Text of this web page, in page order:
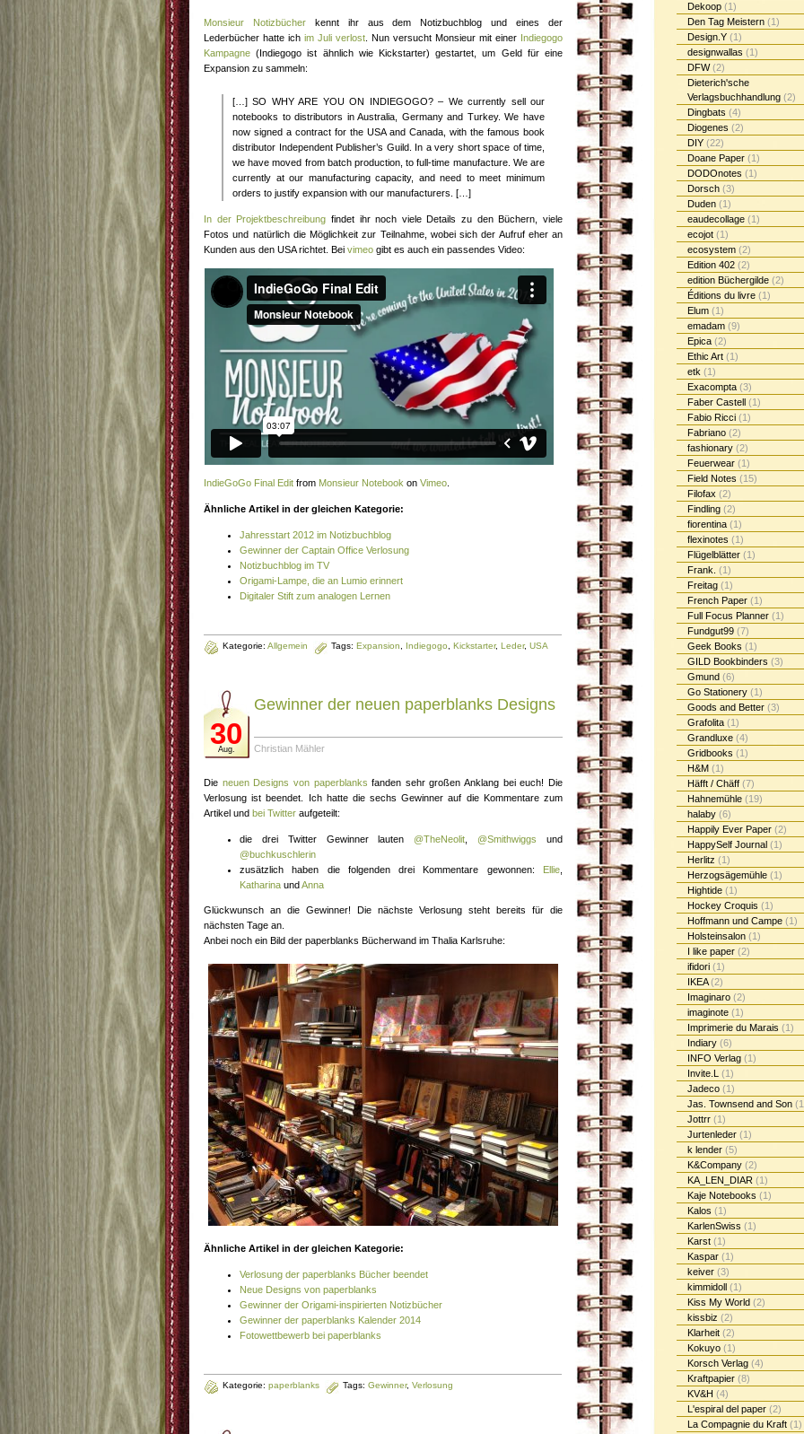
Monsieur Notizbücherkennt ihr aus dem Notizbuchblog und eines der
Lederbücher hatte ich im Juli verlost . Nun versucht Monsieur mit einer Indiegogo
Kampagne (Indiegogo ist ähnlich wie Kickstarter) gestartet, um Geld für eine
Expansion zu sammeln:
[…] SO WHY ARE YOU ON INDIEGOGO? – We currently sell our
notebooks to distributors in Australia, Germany and Turkey. We have
now signed a contract for the USA and Canada, with the famous book
distributor Independent Publisher’s Guild. In a very short space of time,
we have moved from batch production, to full-time manufacture. We are
currently at our manufacturing capacity, and need to meet minimum
orders to justify expansion with our manufacturers. […]
In der Projektbeschreibung findet ihr noch viele Details zu den Büchern, viele
Fotos und natürlich die Möglichkeit zur Teilnahme, wobei sich der Aufruf eher an
Kunden aus den USA richtet. Bei vimeo gibt es auch ein passendes Video:
IndieGoGo Final Edit from Monsieur Notebook on Vimeo
Ähnliche Artikel in der gleichen Kategorie:
Jahresstart 2012 im Notizbuchblog
Gewinner der Captain Office Verlosung
Notizbuchblog im TV
Origami-Lampe, die an Lumio erinnert
Digitaler Stift zum analogen Lernen
Kategorie: Allgemein Tags: Expansion Indiegogo Kickstarter, Leder, USA
30
Aug.
Gewinner der neuen paperblanks Designs
Christian Mähler
Die neuen Designs von paperblanks fanden sehr großen Anklang bei euch! Die
Verlosung ist beendet. Ich hatte die sechs Gewinner auf die Kommentare zum
Artikel und bei Twitter aufgeteilt:
die drei Twitter Gewinner lauten @TheNeolit @Smithwiggs und
@buchkuschlerin
zusätzlich haben die folgenden drei Kommentare gewonnen: Ellie
Katharina undAnna
Glückwunsch an die Gewinner! Die nächste Verlosung steht bereits für die
nächsten Tage an.
Anbei noch ein Bild der paperblanks Bücherwand im Thalia Karlsruhe:
Ähnliche Artikel in der gleichen Kategorie:
Verlosung der paperblanks Bücher beendet
Neue Designs von paperblanks
Gewinner der Origami-inspirierten Notizbücher
Gewinner der paperblanks Kalender 2014
Fotowettbewerb bei paperblanks
Kategorie: paperblanks Tags: Gewinner, Verlosung
Dekoop (1)
Den Tag Meistern (1)
Design.Y (1)
designwallas (1)
DFW(2)
Dieterich'sche
Verlagsbuchhandlung (2)
Dingbats (4)
Diogenes (2)
DIY (22)
Doane Paper (1)
DODOnotes (1)
Dorsch (3)
Duden (1)
eaudecollage (1)
ecojot (1)
ecosystem (2)
Edition 402 (2)
edition Büchergilde (2)
Éditions du livre (1)
Elum (1)
emadam (9)
Epica (2)
Ethic Art (1)
etk (1)
Exacompta (3)
Faber Castell (1)
Fabio Ricci (1)
Fabriano (2)
fashionary (2)
Feuerwear (1)
Field Notes (15)
Filofax (2)
Findling (2)
fiorentina (1)
flexinotes (1)
Flügelblätter (1)
Frank. (1)
Freitag (1)
French Paper (1)
Full Focus Planner (1)
Fundgut99 (7)
Geek Books (1)
GILD Bookbinders (3)
Gmund (6)
Go Stationery (1)
Goods and Better (3)
Grafolita (1)
Grandluxe (4)
Gridbooks (1)
H&M (1)
Häfft / Chäff (7)
Hahnemühle (19)
halaby (6)
Happily Ever Paper (2)
HappySelf Journal (1)
Herlitz (1)
Herzogsägemühle (1)
Hightide (1)
Hockey Croquis (1)
Hoffmann und Campe (1)
Holsteinsalon (1)
I like paper (2)
ifidori (1)
IKEA(2)
Imaginaro (2)
imaginote (1)
Imprimerie du Marais (1)
Indiary (6)
INFO Verlag (1)
Invite.L (1)
Jadeco (1)
Jas. Townsend and Son
Jottrr (1)
Jurtenleder (1)
k lender (5)
K&Company (2)
KA_LEN_DIAR (1)
Kaje Notebooks (1)
Kalos (1)
KarlenSwiss (1)
Karst (1)
Kaspar (1)
keiver (3)
kimmidoll (1)
Kiss My World (2)
kissbiz (2)
Klarheit (2)
Kokuyo (1)
Korsch Verlag (4)
Kraftpapier (8)
KV&H (4)
L'espiral del paper (2)
La Compagnie du Kraft (1)